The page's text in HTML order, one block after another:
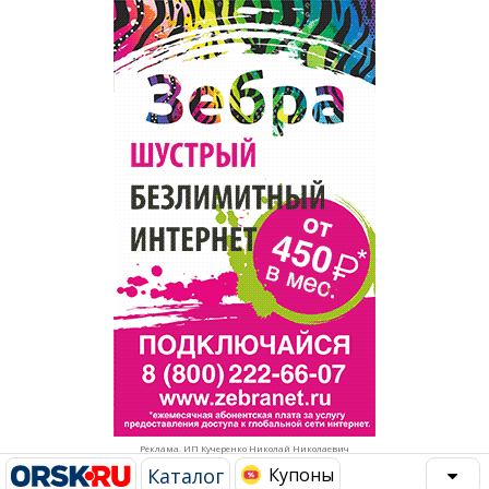
Реклама. ИП Кучеренко Николай Николаевич
Каталог Купоны
Рестораны, кафе, бары
Развлечения и отдых
Спорт Фитнес
Недвижимость
Красота Косметология
Торговля
Бизнес и финансы
Юристы, Экспертиза, Страхование
Ремонт
Социальные организации
Это интересно
Администрация
Популярное →